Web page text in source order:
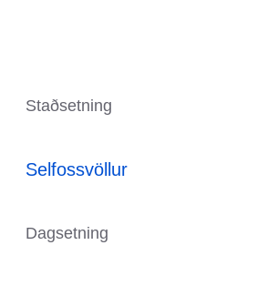
Staðsetning
Selfossvöllur
Dagsetning